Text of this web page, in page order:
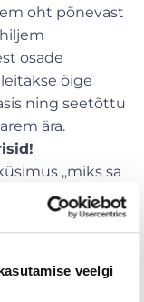
veelgi
oht põnevast
osade
õige
ning seetõttu
ära.
,,miks sa
meeles,
on juba